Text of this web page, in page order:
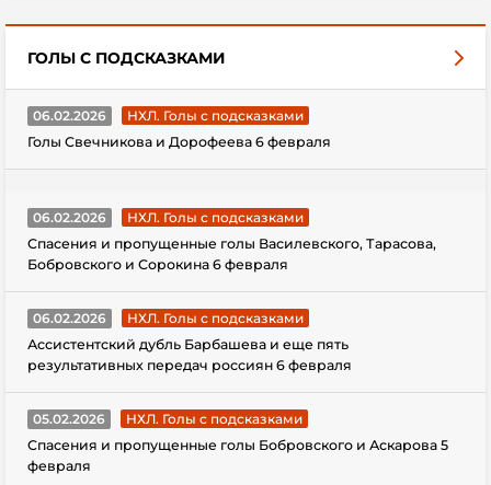
ГОЛЫ С ПОДСКАЗКАМИ
06.02.2026
НХЛ. Голы с подсказками
Голы Свечникова и Дорофеева 6 февраля
06.02.2026
НХЛ. Голы с подсказками
Спасения и пропущенные голы Василевского, Тарасова,
Бобровского и Сорокина 6 февраля
06.02.2026
НХЛ. Голы с подсказками
Ассистентский дубль Барбашева и еще пять
результативных передач россиян 6 февраля
05.02.2026
НХЛ. Голы с подсказками
Спасения и пропущенные голы Бобровского и Аскарова 5
февраля